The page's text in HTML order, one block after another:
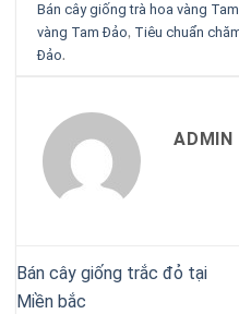
Bán cây giống trà hoa vàng
vàng Tam Đảo, Tiêu chuẩn
Đảo.
ADMIN
Bán cây giống trắc đỏ tại
Miền bắc